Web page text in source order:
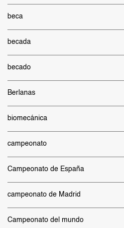
beca
becada
becado
Berlanas
biomecánica
campeonato
Campeonato de España
campeonato de Madrid
Campeonato del mundo